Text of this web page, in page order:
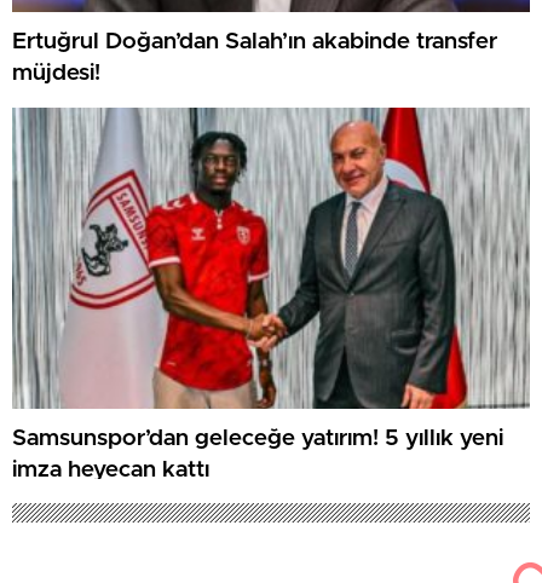
Ertuğrul Doğan’dan Salah’ın akabinde transfer
müjdesi!
Samsunspor’dan geleceğe yatırım! 5 yıllık yeni
imza heyecan kattı